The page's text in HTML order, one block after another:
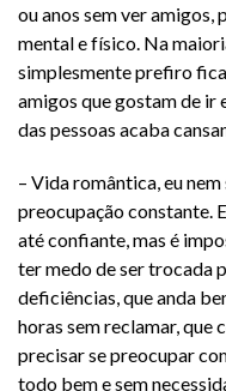
ou anos sem ver amigos,
mental e físico. Na
simplesmente prefiro
amigos que gostam de ir
das pessoas acaba
– Vida romântica, eu
preocupação constante.
até confiante, mas é
ter medo de ser trocada
deficiências, que anda
horas sem reclamar, que
precisar se preocupar
todo bem e sem